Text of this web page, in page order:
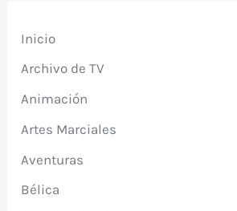
Inicio
Archivo de TV
Animación
Artes Marciales
Aventuras
Bélica